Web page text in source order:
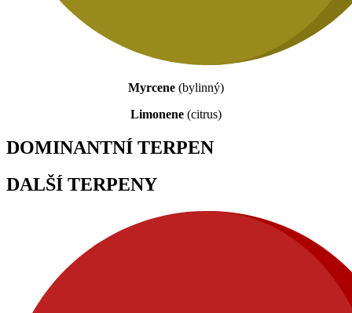
Myrcene (bylinný)
Limonene (citrus)
DOMINANTNÍ TERPEN
DALŠÍ TERPENY